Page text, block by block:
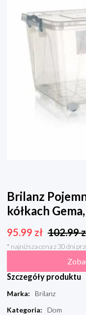
Brilanz
kółkach
95.99 zł 102.99
* najniższa cena z 30 dni
Szczegóły produktu
Marka:
Brilanz
Kategoria:
Dom